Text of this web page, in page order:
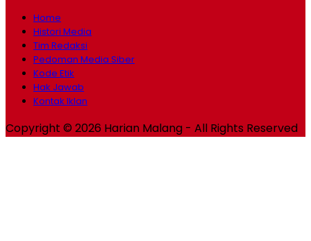
Home
Histori Media
Tim Redaksi
Pedoman Media Siber
Kode Etik
Hak Jawab
Kontak Iklan
Copyright © 2026 Harian Malang - All Rights Reserved